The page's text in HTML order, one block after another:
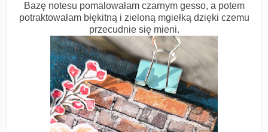
Bazę notesu pomalowałam czarnym gesso, a potem
potraktowałam błękitną i zieloną mgiełką dzięki czemu
przecudnie się mieni.